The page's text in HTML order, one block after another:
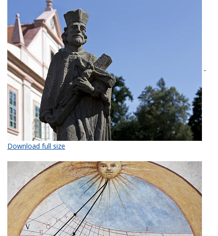
Download full size